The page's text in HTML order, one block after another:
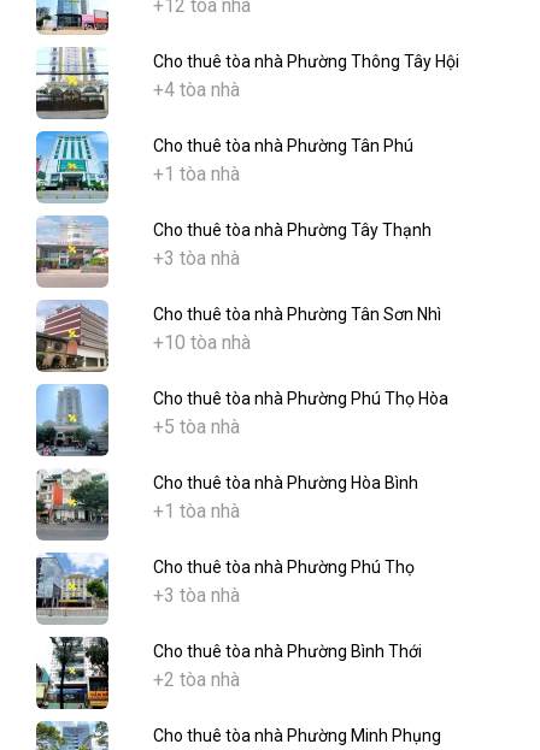
+12 tòa nhà
Cho thuê tòa nhà Phường Thông Tây Hội
+4 tòa nhà
Cho thuê tòa nhà Phường Tân Phú
+1 tòa nhà
Cho thuê tòa nhà Phường Tây Thạnh
+3 tòa nhà
Cho thuê tòa nhà Phường Tân Sơn Nhì
+10 tòa nhà
Cho thuê tòa nhà Phường Phú Thọ Hòa
+5 tòa nhà
Cho thuê tòa nhà Phường Hòa Bình
+1 tòa nhà
Cho thuê tòa nhà Phường Phú Thọ
+3 tòa nhà
Cho thuê tòa nhà Phường Bình Thới
+2 tòa nhà
Cho thuê tòa nhà Phường Minh Phụng